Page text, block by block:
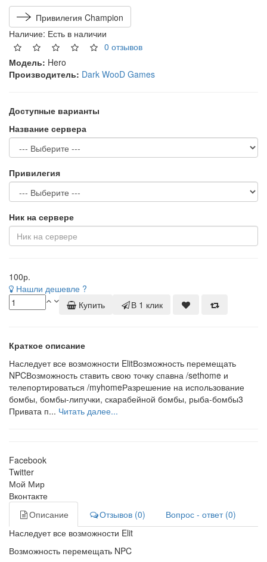
Привилегия Champion
Наличие: Есть в наличии
0 отзывов
Модель: Hero
Производитель: Dark WooD Games
Доступные варианты
Название сервера
Привилегия
Ник на сервере
100р.
Нашли дешевле ?
Купить
В 1 клик
Краткое описание
Наследует все возможности ElitВозможность перемещать
NPCВозможность ставить свою точку спавна /sethome и
телепортироваться /myhomeРазрешение на использование
бомбы, бомбы-липучки, скарабейной бомбы, рыба-бомбы3
Привата п... Читать далее...
Facebook
Twitter
Мой Мир
Вконтакте
Описание
Отзывов (0)
Вопрос - ответ (0)
Наследует все возможности Elit
Возможность перемещать NPC